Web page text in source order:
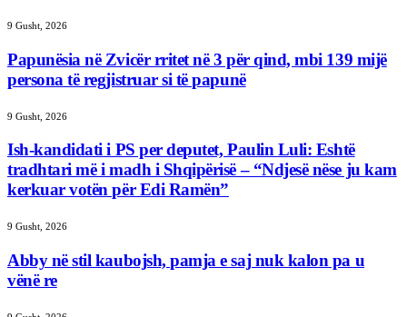
9 Gusht, 2026
Papunësia në Zvicër rritet në 3 për qind, mbi 139 mijë
persona të regjistruar si të papunë
9 Gusht, 2026
Ish-kandidati i PS per deputet, Paulin Luli: Eshtë
tradhtari më i madh i Shqipërisë – “Ndjesë nëse ju kam
kerkuar votën për Edi Ramën”
9 Gusht, 2026
Abby në stil kaubojsh, pamja e saj nuk kalon pa u
vënë re